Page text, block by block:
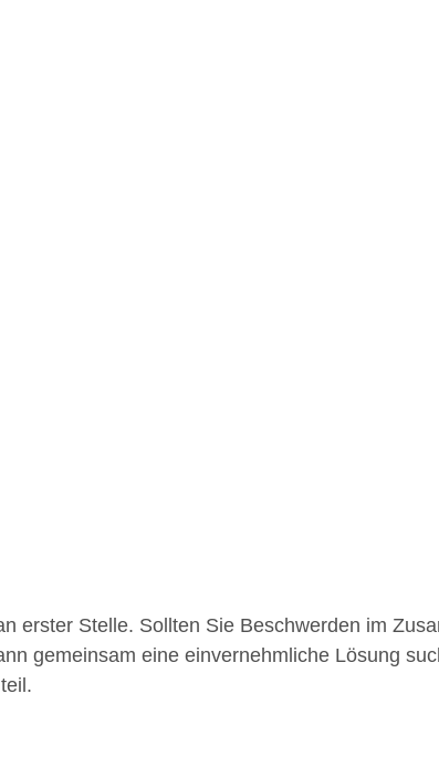
erster Stelle. Sollten Sie Beschwerden im
gemeinsam eine einvernehmliche Lösung